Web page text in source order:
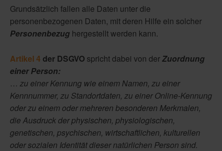
Grundsätzlich fallen alle Daten unter die
personenbezogenen Daten, mit deren Hilfe ein solcher
Personenbezug hergestellt werden kann.
Artikel 4 der DSGVO spricht dabei von derZuordnung
einer Person:
… zu einer Kennung wie einem Namen, zu einer
Kennnummer, zu Standortdaten, zu einer Online-Kennung
oder zu einem oder mehreren besonderen Merkmalen,
die Ausdruck der physischen, physiologischen,
genetischen, psychischen, wirtschaftlichen, kulturellen
oder sozialen Identität dieser natürlichen Person sind.